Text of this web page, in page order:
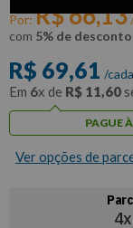
Por: R$66,13
com 5% de desconto
R$ 69,61 /cada
Em 6x de R$ 11,60
PAGUE
Ver opções de